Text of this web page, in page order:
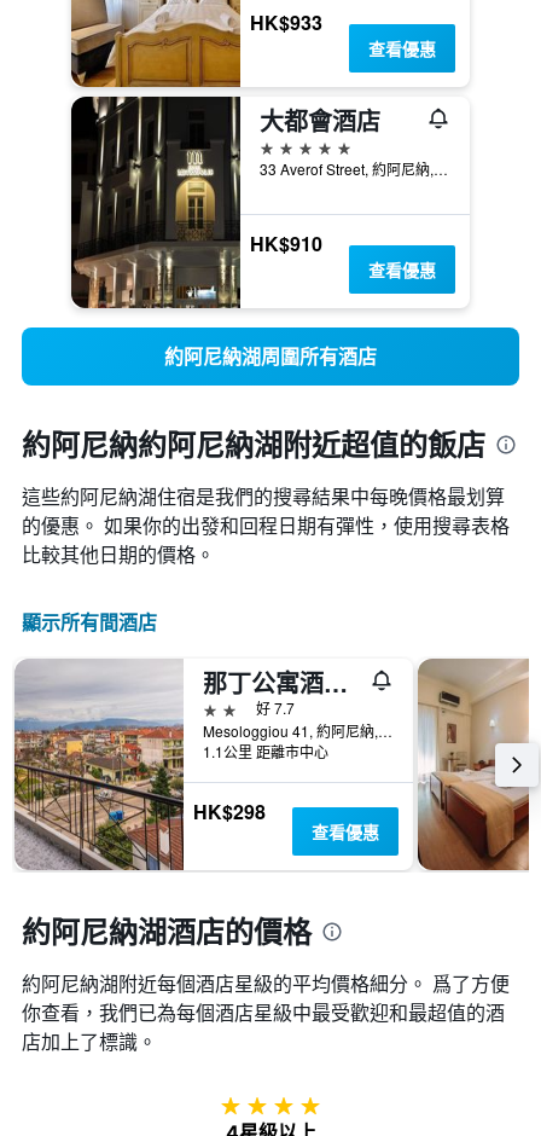
HK$933
查看優惠
大都會酒店
5星級
33 Averof Street, 約阿尼納, 希臘
HK$910
查看優惠
約阿尼納湖周圍所有酒店
約阿尼納約阿尼納湖附近超值的飯店
這些約阿尼納湖​住宿是我們的搜尋結果中每晚價格最划算
的優惠。 如果你的出發和回程日期有彈性，使用搜尋表格
比較其他日期的價格。
顯示所有間酒店
那丁公寓酒店 - 約阿尼納
2星級
好 7.7
Mesologgiou 41, 約阿尼納, 希臘
1.1公里 距離市中心
HK$298
查看優惠
約阿尼納湖酒店的價格
約阿尼納湖附近每個酒店星級的平均價格細分。 爲了方便
你查看，我們已為每個酒店星級中最受歡迎和最超值的酒
店加上了標識。
4星級